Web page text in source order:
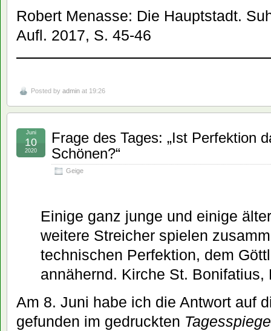
Robert Menasse: Die Hauptstadt.
Aufl. 2017, S. 45-46
Posted by admin at 19:26
Frage des Tages: „Ist Perfektion
Schönen?“
Geige
Juni
10
2020
Einige ganz junge und einige
weitere Streicher spielen
technischen Perfektion, dem
annähernd. Kirche St. Bonifatius,
Am 8. Juni habe ich die Antwort auf
gefunden im gedruckten